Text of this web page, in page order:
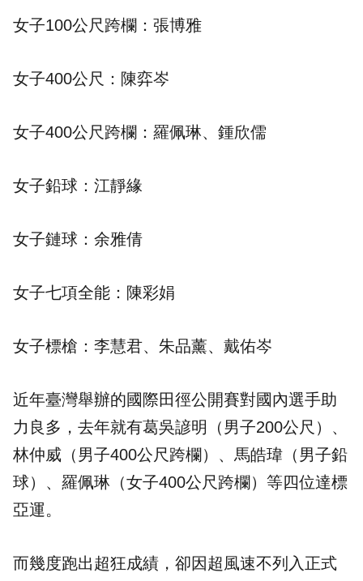
女子100公尺跨欄：張博雅
女子400公尺：陳弈岑
女子400公尺跨欄：羅佩琳、鍾欣儒
女子鉛球：江靜緣
女子鏈球：余雅倩
女子七項全能：陳彩娟
女子標槍：李慧君、朱品薰、戴佑岑
近年臺灣舉辦的國際田徑公開賽對國內選手助
力良多，去年就有葛吳諺明（男子200公尺）、
林仲威（男子400公尺跨欄）、馬皓瑋（男子鉛
球）、羅佩琳（女子400公尺跨欄）等四位達標
亞運。
而幾度跑出超狂成績，卻因超風速不列入正式